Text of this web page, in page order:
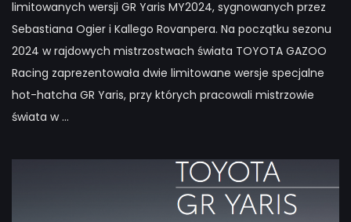
limitowanych wersji GR Yaris MY2024, sygnowanych przez
Sebastiana Ogier i Kallego Rovanpera. Na początku sezonu
2024 w rajdowych mistrzostwach świata TOYOTA GAZOO
Racing zaprezentowała dwie limitowane wersje specjalne
hot-hatcha GR Yaris, przy których pracowali mistrzowie
świata w ...